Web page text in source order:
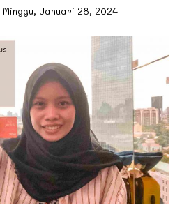
Minggu, Januari 28, 2024